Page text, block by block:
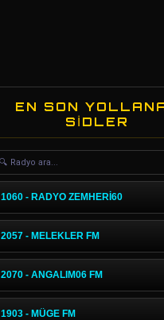
EN SON
SİDLER
1060 - RADYO ZEMHERİ60
2057 - MELEKLER FM
2070 - ANGALIM06 FM
1903 - MÜGE FM